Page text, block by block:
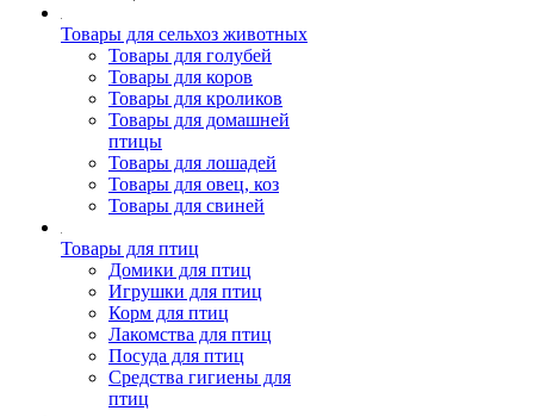
Товары для сельхоз животных
Товары для голубей
Товары для коров
Товары для кроликов
Товары для домашней
птицы
Товары для лошадей
Товары для овец, коз
Товары для свиней
Товары для птиц
Домики для птиц
Игрушки для птиц
Корм для птиц
Лакомства для птиц
Посуда для птиц
Средства гигиены для
птиц